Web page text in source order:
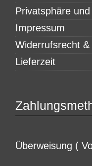
Privatsphäre
Impressum
Widerrufsrecht
Lieferzeit
Überweisung (